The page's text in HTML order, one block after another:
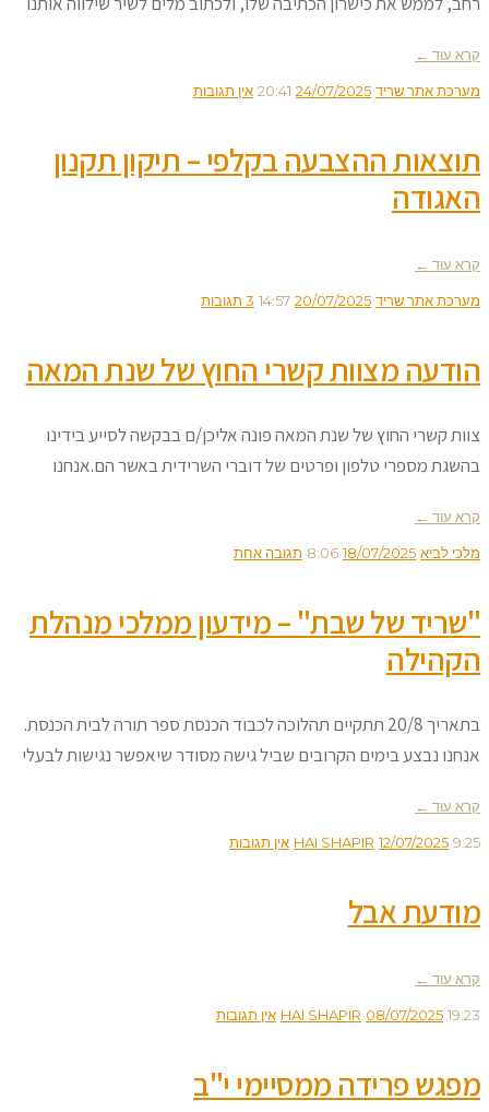
קרא עוד ←
מערכת אתר שריד 24/07/2025
20:41 אין תגובות
תוצאות ההצבעה בקלפי – תיקון תקנון
האגודה
קרא עוד ←
מערכת אתר שריד 20/07/2025
14:57 3 תגובות
הודעה מצוות קשרי החוץ של שנת המאה
צוות קשרי החוץ של שנת המאה פונה אליכן/ם בבקשה לסייע בידינו
בהשגת מספרי טלפון ופרטים של דוברי השרידית באשר הם.אנחנו
קרא עוד ←
מלכי לביא 18/07/2025
8:06 תגובה אחת
"שריד של שבת" – מידעון ממלכי מנהלת
הקהילה
בתאריך 20/8 תתקיים תהלוכה לכבוד הכנסת ספר תורה לבית הכנסת.
אנחנו נבצע בימים הקרובים שביל גישה מסודר שיאפשר נגישות לבעלי
קרא עוד ←
HAI SHAPIR 12/07/2025 9:25 אין תגובות
מודעת אבל
קרא עוד ←
HAI SHAPIR 08/07/2025 19:23 אין תגובות
מפגש פרידה ממסיימי י"ב